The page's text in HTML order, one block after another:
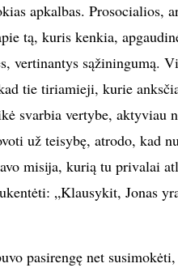
apkalbas. Prosocialios,
tą, kuris kenkia,
vertinantys sąžiningumą.
tie tiriamieji, kurie
svarbia vertybe, aktyviau
už teisybę, atrodo, kad
misija, kurią tu privalai
„Klausykit, Jonas
pasirengę net